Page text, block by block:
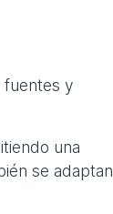
fuentes y
una
se adaptan